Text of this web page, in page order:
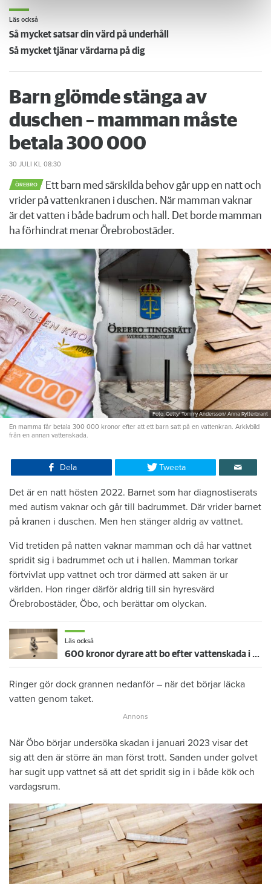
Läs också
Så mycket satsar din värd på underhåll
Så mycket tjänar värdarna på dig
Barn glömde stänga av
duschen – mamman måste
betala 300 000
30 JULI KL 08:30
ÖREBRO
Ett barn med särskilda behov går upp en natt och
vrider på vattenkranen i duschen. När mamman vaknar
är det vatten i både badrum och hall. Det borde mamman
ha förhindrat menar Örebrobostäder.
Foto: Getty/ Tommy Andersson/ Anna Rytterbrant
En mamma får betala 300 000 kronor efter att ett barn satt på en vattenkran. Arkivbild
från en annan vattenskada.
Dela Tweeta
Det är en natt hösten 2022. Barnet som har diagnostiserats
med autism vaknar och går till badrummet. Där vrider barnet
på kranen i duschen. Men hen stänger aldrig av vattnet.
Vid tretiden på natten vaknar mamman och då har vattnet
spridit sig i badrummet och ut i hallen. Mamman torkar
förtvivlat upp vattnet och tror därmed att saken är ur
världen. Hon ringer därför aldrig till sin hyresvärd
Örebrobostäder, Öbo, och berättar om olyckan.
Läs också
600 kronor dyrare att bo efter vattenskada i Varberg
Ringer gör dock grannen nedanför – när det börjar läcka
vatten genom taket.
När Öbo börjar undersöka skadan i januari 2023 visar det
sig att den är större än man först trott. Sanden under golvet
har sugit upp vattnet så att det spridit sig in i både kök och
vardagsrum.